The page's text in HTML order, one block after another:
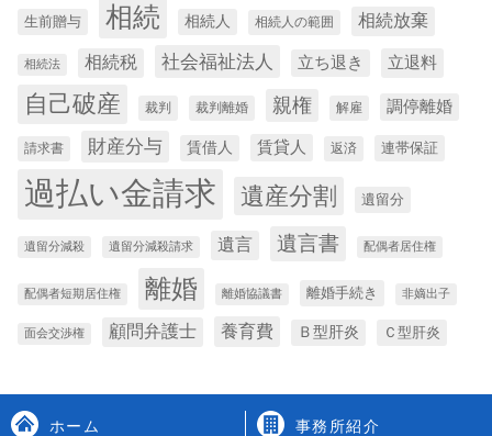
生前贈与 相続 相続人 相続人の範囲 相続放棄
相続法 相続税 社会福祉法人 立ち退き 立退料
自己破産 裁判 裁判離婚 親権 解雇 調停離婚
請求書 財産分与 賃借人 賃貸人 返済 連帯保証
過払い金請求 遺産分割 遺留分
遺留分減殺 遺留分減殺請求 遺言 遺言書 配偶者居住権
配偶者短期居住権 離婚 離婚協議書 離婚手続き 非嫡出子
面会交渉権 顧問弁護士 養育費 Ｂ型肝炎 Ｃ型肝炎
ホーム 事務所紹介